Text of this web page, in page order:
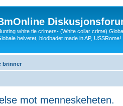
white tie crimers- (White collar crime)
helvetet, blodbadet made in AP, USSRome!
brinner
mot menneskeheten.